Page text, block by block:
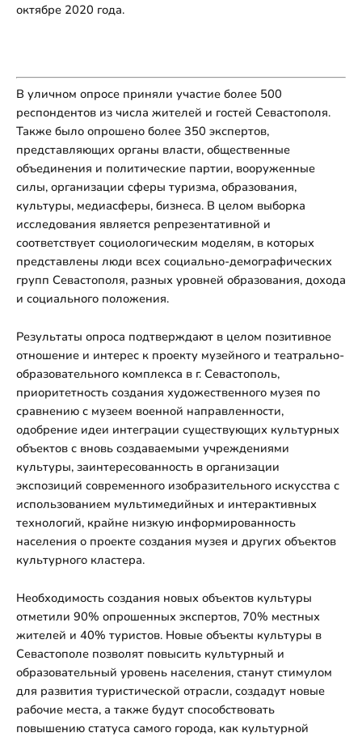
октябре 2020 года.
В уличном опросе приняли участие более 500
респондентов из числа жителей и гостей Севастополя.
Также было опрошено более 350 экспертов,
представляющих органы власти, общественные
объединения и политические партии, вооруженные
силы, организации сферы туризма, образования,
культуры, медиасферы, бизнеса. В целом выборка
исследования является репрезентативной и
соответствует социологическим моделям, в которых
представлены люди всех социально-демографических
групп Севастополя, разных уровней образования, дохода
и социального положения.
Результаты опроса подтверждают в целом позитивное
отношение и интерес к проекту музейного и театрально-
образовательного комплекса в г. Севастополь,
приоритетность создания художественного музея по
сравнению с музеем военной направленности,
одобрение идеи интеграции существующих культурных
объектов с вновь создаваемыми учреждениями
культуры, заинтересованность в организации
экспозиций современного изобразительного искусства с
использованием мультимедийных и интерактивных
технологий, крайне низкую информированность
населения о проекте создания музея и других объектов
культурного кластера.
Необходимость создания новых объектов культуры
отметили 90% опрошенных экспертов, 70% местных
жителей и 40% туристов. Новые объекты культуры в
Севастополе позволят повысить культурный и
образовательный уровень населения, станут стимулом
для развития туристической отрасли, создадут новые
рабочие места, а также будут способствовать
повышению статуса самого города, как культурной